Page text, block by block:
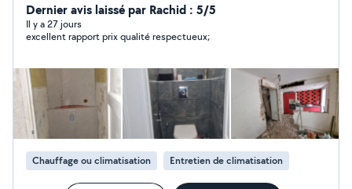
fait aussi de la rénovation d'appartement. Pour toutes
demande n'hésitez pas à me contacter.
Dernier avis laissé par Rachid : 5/5
Il y a 27 jours
excellent rapport prix qualité respectueux;
Chauffage ou climatisation Entretien de climatisation